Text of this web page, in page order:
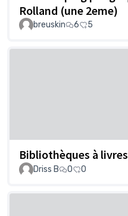
Rolland (une 2eme)
breuskin 6 5
Bibliothèques à livres
Driss B
0 0